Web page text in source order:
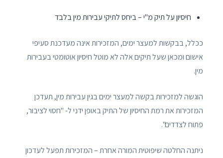
חיסיון על תיק מ"י – ביחס לתיקי עבירות מין בלבד
ככלל, בבקשות למעצר ימים, המזכירות אינה מעדכנת סעיפי
אישום ומכאן שעל תיקים אלה לא מוטל חיסיון אוטומטי בעבירות
מין.
הוגשה למזכירות בקשה למעצר ימים בגין עבירות מין, תעדכן
המזכירות את רמת החיסיון של התיק באופן ידני ל- "חסוי לציבור,
פתוח לצדדים".
ניתנה החלטה שיפוטית המורה אחרת – המזכירות תפעל לעדכון